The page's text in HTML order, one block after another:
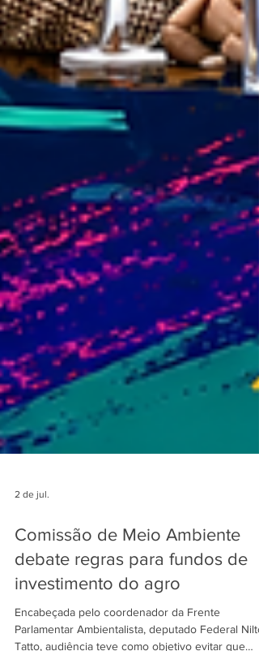
Comissão de Meio Ambiente
debate regras para fundos de
investimento do agro
Encabeçada pelo coordenador da Frente